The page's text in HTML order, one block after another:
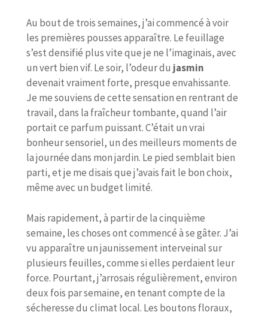
Au bout de trois semaines, j’ai commencé à voir
les premières pousses apparaître. Le feuillage
s’est densifié plus vite que je ne l’imaginais, avec
un vert bien vif. Le soir, l’odeur du jasmin
devenait vraiment forte, presque envahissante.
Je me souviens de cette sensation en rentrant de
travail, dans la fraîcheur tombante, quand l’air
portait ce parfum puissant. C’était un vrai
bonheur sensoriel, un des meilleurs moments de
la journée dans mon jardin. Le pied semblait bien
parti, et je me disais que j’avais fait le bon choix,
même avec un budget limité.
Mais rapidement, à partir de la cinquième
semaine, les choses ont commencé à se gâter. J’ai
vu apparaître un jaunissement interveinal sur
plusieurs feuilles, comme si elles perdaient leur
force. Pourtant, j’arrosais régulièrement, environ
deux fois par semaine, en tenant compte de la
sécheresse du climat local. Les boutons floraux,